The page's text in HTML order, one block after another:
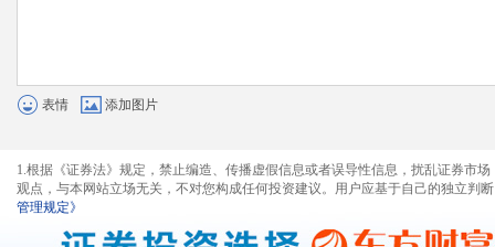
表情 添加图片
1.根据《证券法》规定，禁止编造、传播虚假信息或者误导性信息，扰乱证券市
观点，与本网站立场无关，不对您构成任何投资建议。用户应基于自己的独立判
管理规定》